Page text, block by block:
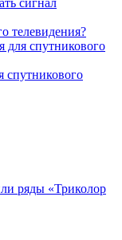
сигнал
телевидения?
для спутникового
спутникового
ряды «Триколор